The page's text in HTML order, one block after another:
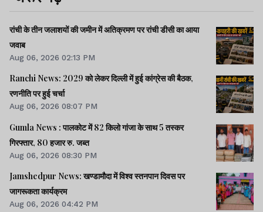
रांची के तीन जलाशयों की जमीन में अतिक्रमण पर रांची डीसी का आया
जवाब
Aug 06, 2026 02:13 PM
Ranchi News: 2029 को लेकर दिल्ली में हुई कांग्रेस की बैठक,
रणनीति पर हुई चर्चा
Aug 06, 2026 08:07 PM
Gumla News : पालकोट में 82 किलो गांजा के साथ 5 तस्कर
गिरफ्तार, 80 हजार रु. जब्त
Aug 06, 2026 08:30 PM
Jamshedpur News: खण्डामौदा में विश्व स्तनपान दिवस पर
जागरूकता कार्यक्रम
Aug 06, 2026 04:42 PM